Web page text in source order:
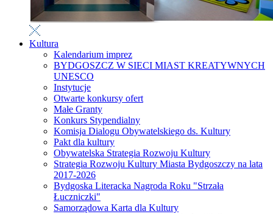
Kultura
Kalendarium imprez
BYDGOSZCZ W SIECI MIAST KREATYWNYCH
UNESCO
Instytucje
Otwarte konkursy ofert
Małe Granty
Konkurs Stypendialny
Komisja Dialogu Obywatelskiego ds. Kultury
Pakt dla kultury
Obywatelska Strategia Rozwoju Kultury
Strategia Rozwoju Kultury Miasta Bydgoszczy na lata
2017-2026
Bydgoska Literacka Nagroda Roku "Strzała
Łuczniczki"
Samorządowa Karta dla Kultury